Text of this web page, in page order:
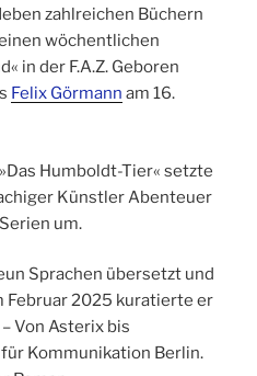
zahlreichen Büchern
wöchentlichen
in der F.A.Z. Geboren
Felix Görmann am 16.
Humboldt-Tier« setzte
Künstler Abenteuer
um.
Sprachen übersetzt und
Februar 2025 kuratierte er
Von Asterix bis
Kommunikation Berlin.